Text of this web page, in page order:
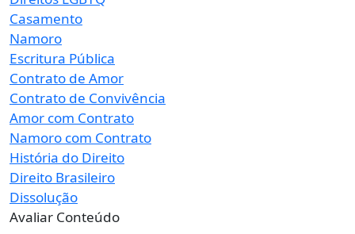
Casamento
Namoro
Escritura Pública
Contrato de Amor
Contrato de Convivência
Amor com Contrato
Namoro com Contrato
História do Direito
Direito Brasileiro
Dissolução
Avaliar Conteúdo